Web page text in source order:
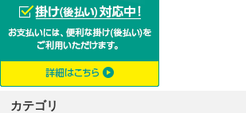
カテゴリ